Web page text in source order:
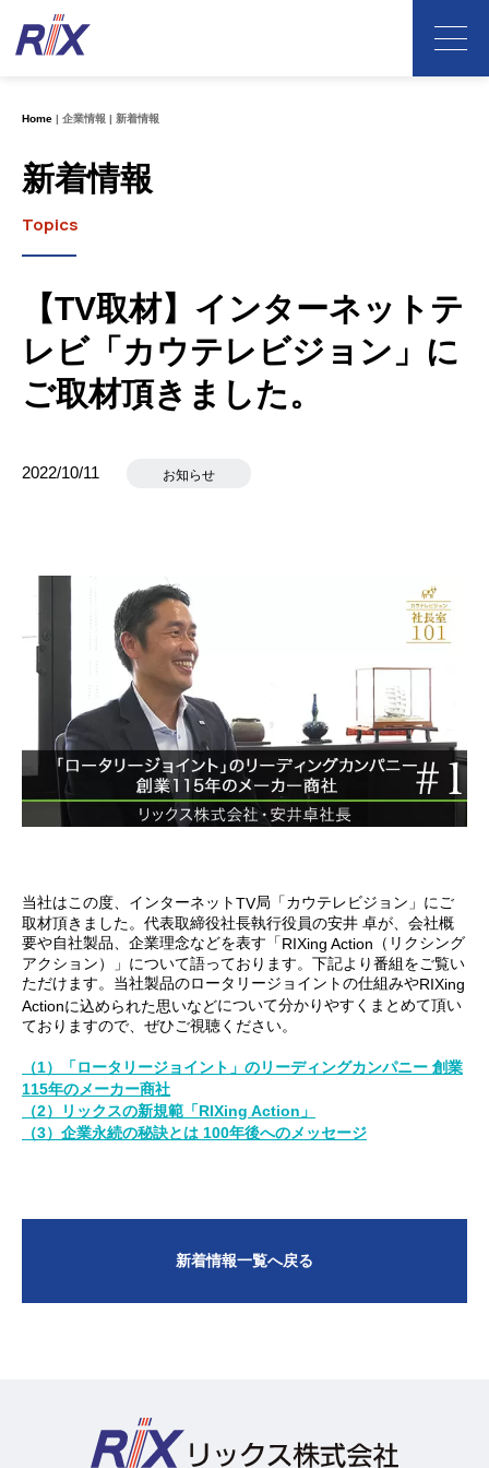
Home 企業情報 新着情報
新着情報
Topics
【TV取材】インターネットテ
レビ「カウテレビジョン」に
ご取材頂きました。
2022/10/11 お知らせ
当社はこの度、インターネットTV局「カウテレビジョン」にご
取材頂きました。代表取締役社長執行役員の安井 卓が、会社概
要や自社製品、企業理念などを表す「RIXing Action （リクシング
アクション）」について語っております。下記より番組をご覧い
ただけます。当社製品のロータリージョイントの仕組みやRIXing
Actionに込められた思いなどについて分かりやすくまとめて頂い
ておりますので、ぜひご視聴ください。
（1）「ロータリージョイント」のリーディングカンパニー 創業
115年のメーカー商社
（2）リックスの新規範「RIXing Action 」
（3）企業永続の秘訣とは 100年後へのメッセージ
新着情報一覧へ戻る